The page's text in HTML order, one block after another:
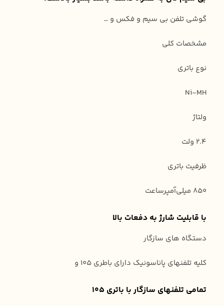
گوشی تلفن بی سیم و فکس و …
مشخصات کلی
نوع باتری
Ni-MH
ولتاژ
2.4 ولت
ظرفیت باتری
850 میلی‌آمپر‌ساعت
با قابلیت شارژ به دفعات بالا
دستگاه های سازگار
کلیه تلفنهای پاناسونیک دارای باطری 105 و
تمامی تلفنهای سازگار با باتری 105